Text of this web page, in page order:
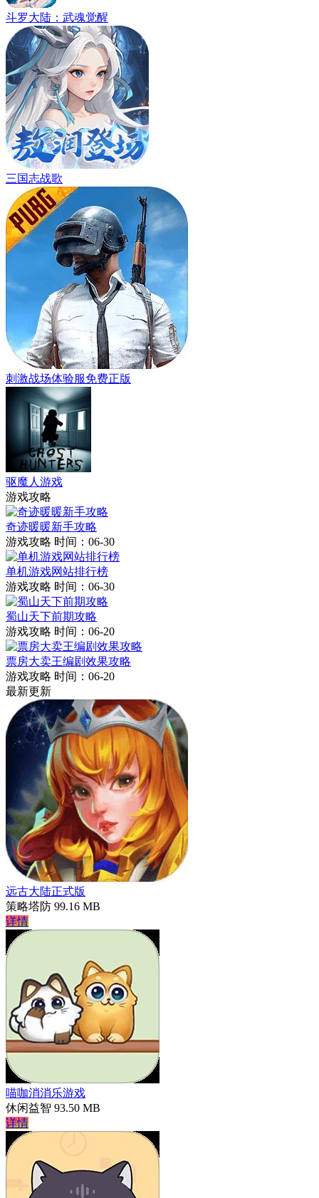
斗罗大陆：武魂觉醒
三国志战歌
刺激战场体验服免费正版
驱魔人游戏
游戏攻略
奇迹暖暖新手攻略
游戏攻略 时间：06-30
单机游戏网站排行榜
游戏攻略 时间：06-30
蜀山天下前期攻略
游戏攻略 时间：06-20
票房大卖王编剧效果攻略
游戏攻略 时间：06-20
最新更新
远古大陆正式版
策略塔防 99.16 MB
详情
喵咖消消乐游戏
休闲益智 93.50 MB
详情